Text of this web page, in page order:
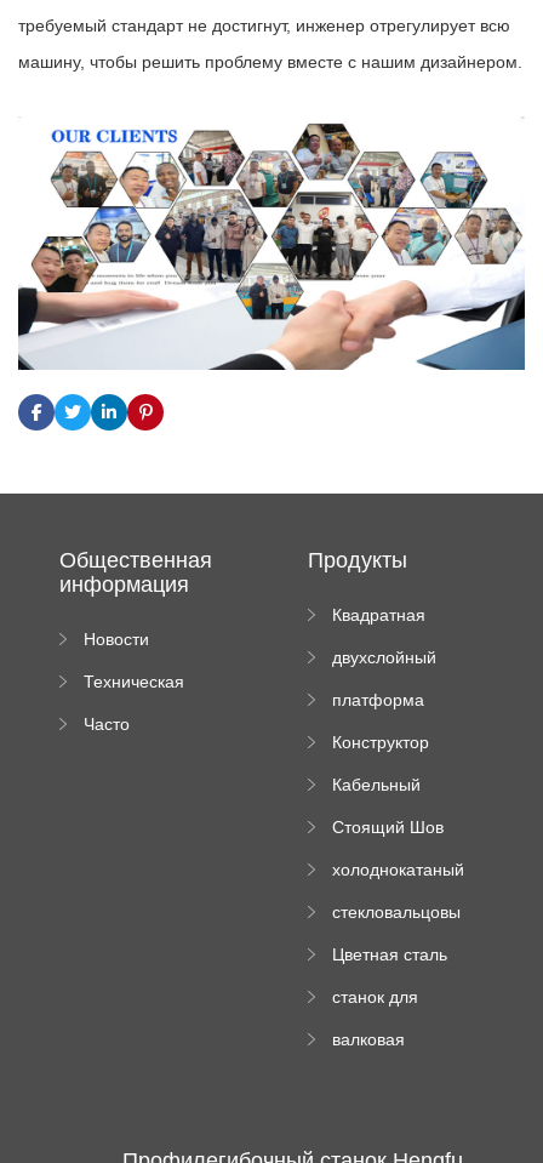
требуемый стандарт не достигнут, инженер отрегулирует всю
машину, чтобы решить проблему вместе с нашим дизайнером.
Общественная
информация
Новости
Техническая
Часто
Продукты
Квадратная
машина
двухслойный
пресс
платформа
роликового
Конструктор
трубы
Кабельный
формируя
Стоящий Шов
Машина
холоднокатаный
станок
стекловальцовы
Цветная сталь
машина
станок для
трапециевидных
валковая